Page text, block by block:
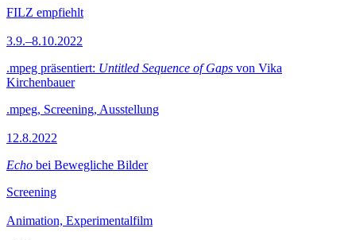
FILZ empfiehlt
3.9.–8.10.2022
.mpeg präsentiert: Untitled Sequence of Gaps von Vika
Kirchenbauer
.mpeg, Screening, Ausstellung
12.8.2022
Echo bei Bewegliche Bilder
Screening
Animation, Experimentalfilm